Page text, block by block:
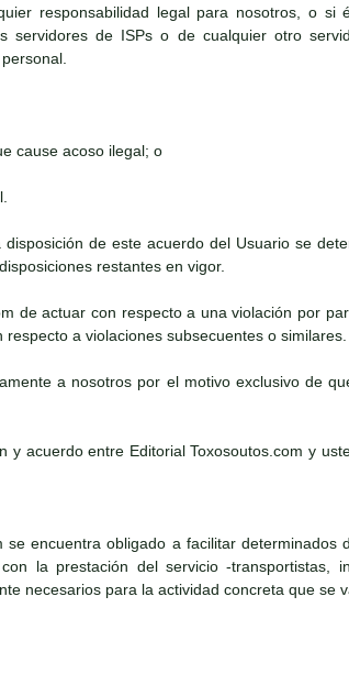
responsabilidad legal para nosotros, o si
de ISPs o de cualquier otro
cause acoso ilegal; o
de este acuerdo del Usuario se
restantes en vigor.
de actuar con respecto a una violación por
a violaciones subsecuentes o similares.
a nosotros por el motivo exclusivo de
acuerdo entre Editorial Toxosoutos.com y
encuentra obligado a facilitar determinados
la prestación del servicio -transportistas,
necesarios para la actividad concreta que se